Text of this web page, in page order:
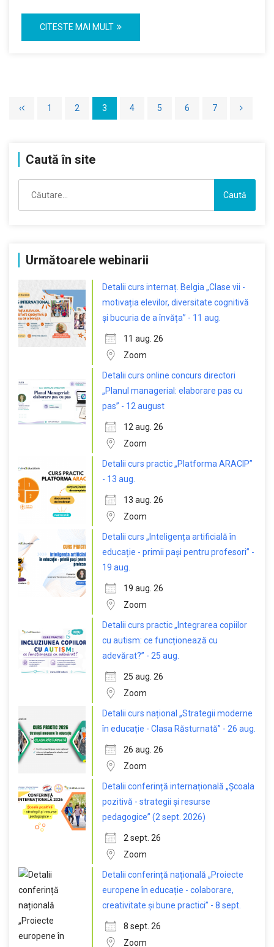
CITESTE MAI MULT
‹ 1 2 3 4 5 6 7
Caută în site
după:
Următoarele webinarii
Detalii curs internaț. Belgia „Clase vii -
motivația elevilor, diversitate cognitivă
și bucuria de a învăța” - 11 aug.
11 aug. 26
Zoom
Detalii curs online concurs directori
„Planul managerial: elaborare pas cu
pas” - 12 august
12 aug. 26
Zoom
Detalii curs practic „Platforma ARACIP”
- 13 aug.
13 aug. 26
Zoom
Detalii curs „Inteligența artificială în
educație - primii pași pentru profesori” -
19 aug.
19 aug. 26
Zoom
Detalii curs practic „Integrarea copiilor
cu autism: ce funcționează cu
adevărat?” - 25 aug.
25 aug. 26
Zoom
Detalii curs național „Strategii moderne
în educație - Clasa Răsturnată” - 26 aug.
26 aug. 26
Zoom
Detalii conferință internațională „Școala
pozitivă - strategii și resurse
pedagogice” (2 sept. 2026)
2 sept. 26
Zoom
Detalii conferință națională „Proiecte
europene în educație - colaborare,
creativitate și bune practici” - 8 sept.
8 sept. 26
Zoom